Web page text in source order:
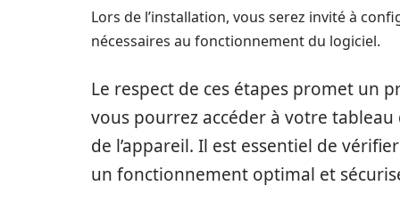
Lors de l’installation, vous serez invité à
nécessaires au fonctionnement du logiciel.
Le respect de ces étapes promet un
vous pourrez accéder à votre
de l’appareil. Il est essentiel de
un fonctionnement optimal et